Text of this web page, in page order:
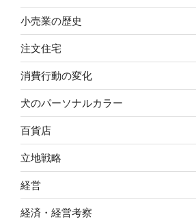
小売業の歴史
注文住宅
消費行動の変化
犬のパーソナルカラー
百貨店
立地戦略
経営
経済・経営考察